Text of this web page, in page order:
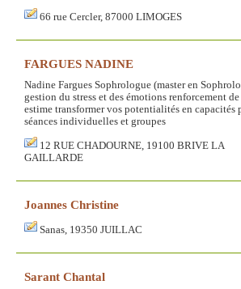
66 rue Cercler, 87000 LIMOGES
FARGUES NADINE
Nadine Fargues Sophrologue (master en
gestion du stress et des émotions renforcement
estime transformer vos potentialités en capacités
séances individuelles et groupes
12 RUE CHADOURNE, 19100 BRIVE LA
GAILLARDE
Joannes Christine
Sanas, 19350 JUILLAC
Sarant Chantal